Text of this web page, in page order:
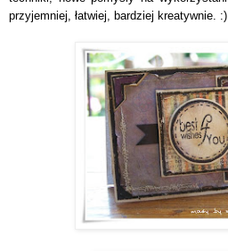
przyjemniej, łatwiej, bardziej kreatywnie. :)